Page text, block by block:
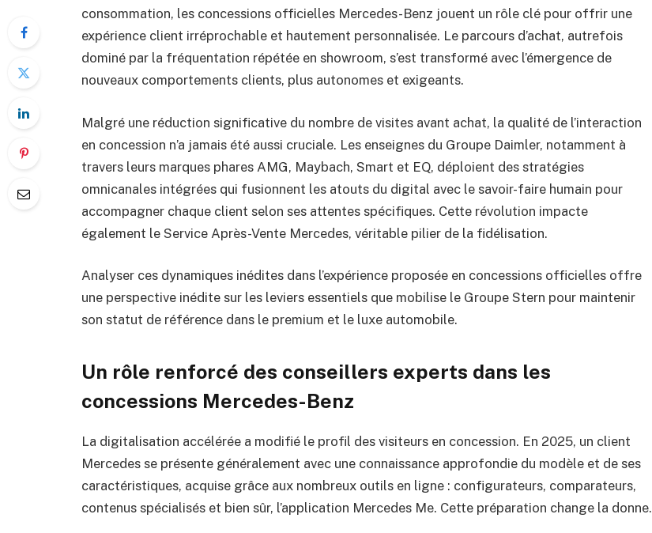
consommation, les concessions officielles Mercedes-Benz jouent un rôle clé pour offrir une
expérience client irréprochable et hautement personnalisée. Le parcours d’achat, autrefois
dominé par la fréquentation répétée en showroom, s’est transformé avec l’émergence de
nouveaux comportements clients, plus autonomes et exigeants.
Malgré une réduction significative du nombre de visites avant achat, la qualité de l’interaction
en concession n’a jamais été aussi cruciale. Les enseignes du Groupe Daimler, notamment à
travers leurs marques phares AMG, Maybach, Smart et EQ, déploient des stratégies
omnicanales intégrées qui fusionnent les atouts du digital avec le savoir-faire humain pour
accompagner chaque client selon ses attentes spécifiques. Cette révolution impacte
également le Service Après-Vente Mercedes, véritable pilier de la fidélisation.
Analyser ces dynamiques inédites dans l’expérience proposée en concessions officielles offre
une perspective inédite sur les leviers essentiels que mobilise le Groupe Stern pour maintenir
son statut de référence dans le premium et le luxe automobile.
Un rôle renforcé des conseillers experts dans les
concessions Mercedes-Benz
La digitalisation accélérée a modifié le profil des visiteurs en concession. En 2025, un client
Mercedes se présente généralement avec une connaissance approfondie du modèle et de ses
caractéristiques, acquise grâce aux nombreux outils en ligne : configurateurs, comparateurs,
contenus spécialisés et bien sûr, l’application Mercedes Me. Cette préparation change la donne.